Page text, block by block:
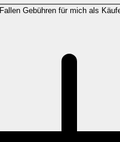
Fallen Gebühren für mich als